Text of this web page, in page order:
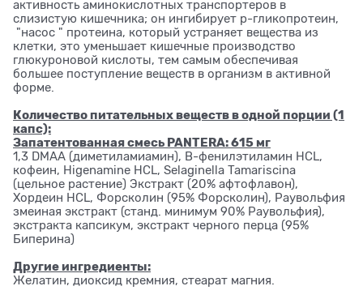
активность аминокислотных транспортеров в
слизистую кишечника; он ингибирует р-гликопротеин,
"насос " протеина, который устраняет вещества из
клетки, это уменьшает кишечные производство
глюкуроновой кислоты, тем самым обеспечивая
большее поступление веществ в организм в активной
форме.
Количество питательных веществ в одной порции (1
капс):
Запатентованная смесь PANTERA: 615 мг
1,3 DMAA (диметиламиамин), B-фенилэтиламин HCL,
кофеин, Higenamine HCL, Selaginella Tamariscina
(цельное растение) Экстракт (20% афтофлавон),
Хордеин HCL, Форсколин (95% Форсколин), Раувольфия
змеиная экстракт (станд. минимум 90% Раувольфия),
экстракта капсикум, экстракт черного перца (95%
Биперина)
Другие ингредиенты:
Желатин, диоксид кремния, стеарат магния.